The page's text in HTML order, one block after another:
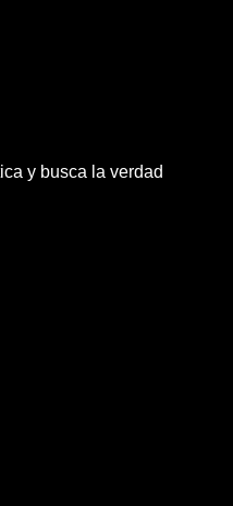
y busca la verdad